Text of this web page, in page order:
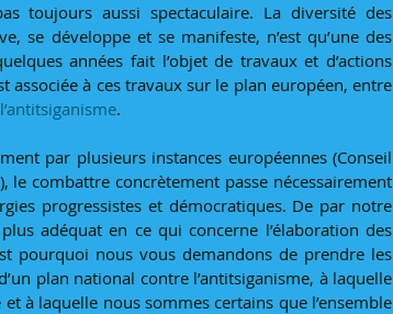
toujours aussi spectaculaire. La diversité des
se développe et se manifeste, n’est qu’une des
années fait l’objet de travaux et d’actions
associée à ces travaux sur le plan européen, entre
.
par plusieurs instances européennes (Conseil
le combattre concrètement passe nécessairement
progressistes et démocratiques. De par notre
adéquat en ce qui concerne l’élaboration des
pourquoi nous vous demandons de prendre les
plan national contre l’antitsiganisme, à laquelle
à laquelle nous sommes certains que l’ensemble